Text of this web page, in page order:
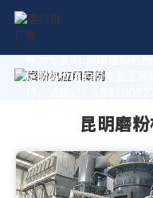
作为专业的 昆明磨粉机
定制高价值的粉体加工系
昆明磨